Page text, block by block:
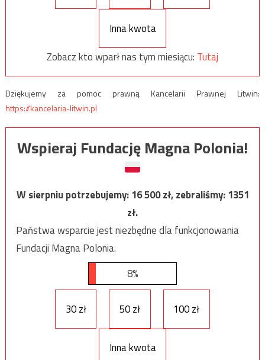
Inna kwota
Zobacz kto wparł nas tym miesiącu: Tutaj
Dziękujemy za pomoc prawną Kancelarii Prawnej Litwin:
https://kancelaria-litwin.pl
Wspieraj Fundację Magna Polonia!
W sierpniu potrzebujemy:16 500zł, zebraliśmy:1351
zł.
Państwa wsparcie jest niezbędne dla funkcjonowania
Fundacji Magna Polonia.
8%
30 zł 50 zł 100 zł
Inna kwota